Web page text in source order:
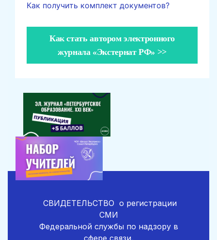
Как получить комплект документов?
Как стать автором электронного
журнала «Экстернат РФ» >>
СВИДЕТЕЛЬСТВО о регистрации
СМИ
Федеральной службы по надзору в